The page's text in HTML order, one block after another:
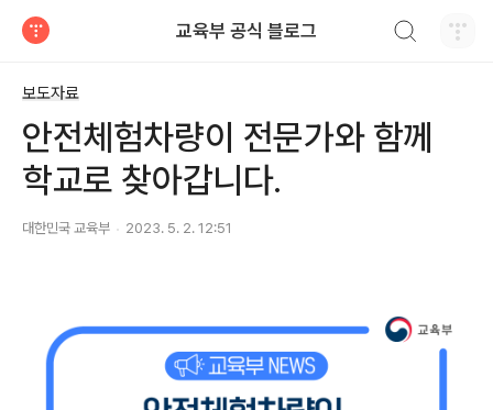
교육부 공식 블로그
보도자료
안전체험차량이 전문가와 함께
학교로 찾아갑니다.
대한민국 교육부 2023. 5. 2. 12:51